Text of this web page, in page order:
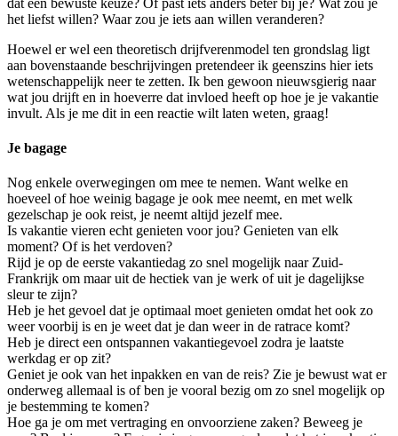
het liefst willen? Waar zou je iets aan willen veranderen?
Hoewel er wel een theoretisch drijfverenmodel ten grondslag ligt
aan bovenstaande beschrijvingen pretendeer ik geenszins hier iets
wetenschappelijk neer te zetten. Ik ben gewoon nieuwsgierig naar
wat jou drijft en in hoeverre dat invloed heeft op hoe je je vakantie
invult. Als je me dit in een reactie wilt laten weten, graag!
Je bagage
Nog enkele overwegingen om mee te nemen. Want welke en
hoeveel of hoe weinig bagage je ook mee neemt, en met welk
gezelschap je ook reist, je neemt altijd jezelf mee.
Is vakantie vieren echt genieten voor jou? Genieten van elk
moment? Of is het verdoven?
Rijd je op de eerste vakantiedag zo snel mogelijk naar Zuid-
Frankrijk om maar uit de hectiek van je werk of uit je dagelijkse
sleur te zijn?
Heb je het gevoel dat je optimaal moet genieten omdat het ook zo
weer voorbij is en je weet dat je dan weer in de ratrace komt?
Heb je direct een ontspannen vakantiegevoel zodra je laatste
werkdag er op zit?
Geniet je ook van het inpakken en van de reis? Zie je bewust wat er
onderweg allemaal is of ben je vooral bezig om zo snel mogelijk op
je bestemming te komen?
Hoe ga je om met vertraging en onvoorziene zaken? Beweeg je